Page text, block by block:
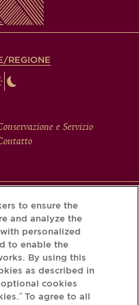
REGIONE
e Servizio
che si nasconde dietro
il Krug iD.
to ensure the
and analyze the
personalized
to enable the
By using this
as described in
cookies
To agree to all